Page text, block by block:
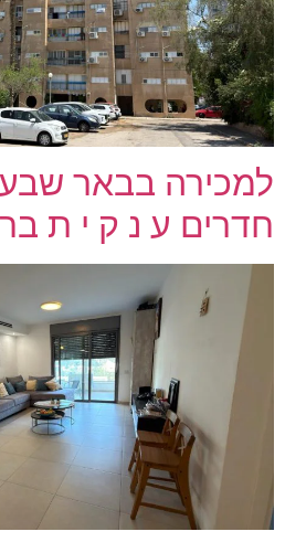
חדרים ע נ ק י ת ברח'